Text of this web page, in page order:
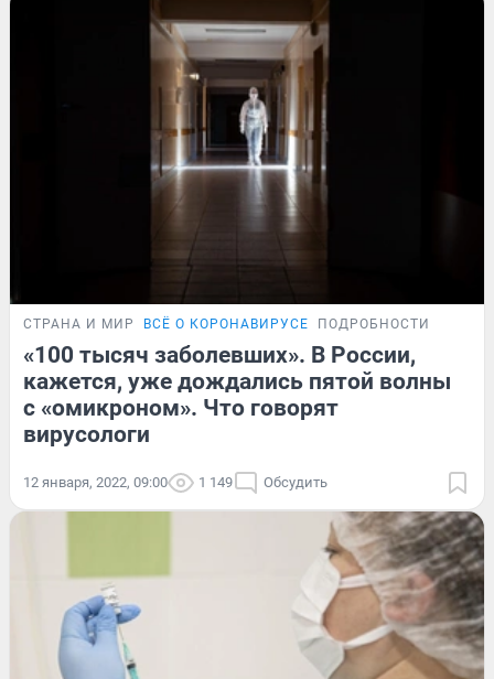
СТРАНА И МИР ВСЁ О КОРОНАВИРУСЕ ПОДРОБНОСТИ
«100 тысяч заболевших». В России,
кажется, уже дождались пятой волны
с «омикроном». Что говорят
вирусологи
12 января, 2022, 09:00 1 149 Обсудить